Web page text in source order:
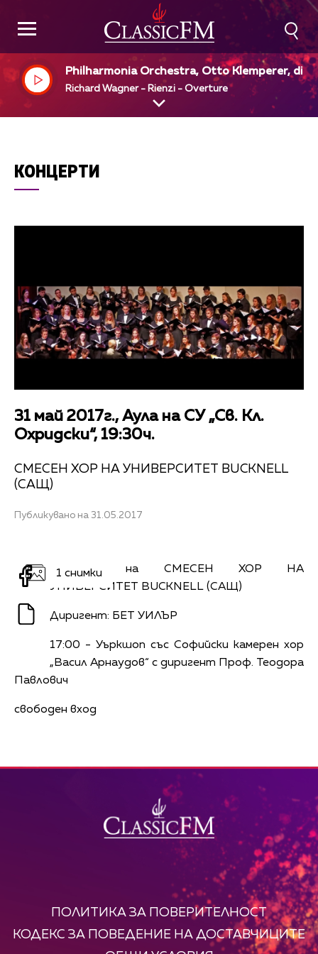
Philharmonia Orchestra, Otto Klemperer, dir
Richard Wagner - Rienzi - Overture
КОНЦЕРТИ
1 снимки
31 май 2017г., Аула на СУ „Св. Кл.
Охридски“, 19:30ч.
СМЕСЕН ХОР НА УНИВЕРСИТЕТ BUCKNELL
(САЩ)
Публикувано на 31.05.2017
Концерт на СМЕСЕН ХОР НА
УНИВЕРСИТЕТ BUCKNELL (САЩ)
Диригент: БЕТ УИЛЪР
17:00 - Уъркшоп със Софийски камерен хор
„Васил Арнаудов“ с диригент Проф. Теодора
Павлович
свободен вход
ПОЛИТИКА ЗА ПОВЕРИТЕЛНОСТ
КОДЕКС ЗА ПОВЕДЕНИЕ НА ДОСТАВЧИЦИТЕ